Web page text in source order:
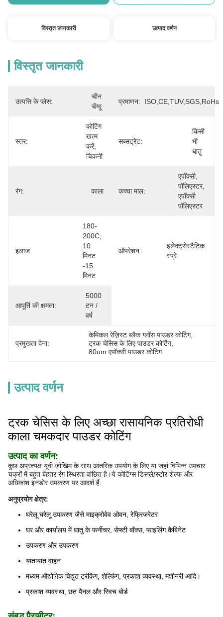
विस्तृत जानकारी उत्पाद वर्णन
विस्तृत जानकारी
उत्पत्ति के प्लेस:
चीन
चेंग्दू
प्रमाणन: ISO,CE,TUV,SGS,RoHs
स्तर:
कोटिंग
खत्म
करें,
चिकनी
सब्सट्रेट:
किसी
भी
धातु
रंग: काला कच्चा माल:
एपॉक्सी,
पॉलिएस्टर,
एपॉक्सी
पॉलिएस्टर
इलाज:
180-
200C,
10
मिनट
-15
मिनट
ऑपरेशन:
इलेक्ट्रोस्टैटिक
स्प्रे
आपूर्ति की क्षमता:
5000
टन /
वर्ष
प्रमुखता देना:
केमिकल रेज़िस्ट ब्लैक ग्लॉस पाउडर कोटिंग,
ट्रक चेसिस के लिए पाउडर कोटिंग,
80um एपॉक्सी पाउडर कोटिंग
उत्पाद वर्णन
ट्रक चेसिस के लिए अच्छा रासायनिक प्रतिरोधी
काला चमकदार पाउडर कोटिंग
उत्पाद का वर्णन:
कुछ अप्रत्यक्ष यूवी जोखिम के साथ आंतरिक उपयोग के लिए या जहां विभिन्न उपचार
चक्रों में बहुत बेहतर रंग स्थिरता वांछित है।ये कोटिंग्स डिस्प्ले/स्टोर शेल्फ और
अधिकांश इनडोर उपकरण पर आदर्श हैं.
अनुप्रयोग क्षेत्र:
घरेलू घरेलू उपकरण जैसे माइक्रोवेव ओवन, रेफ्रिजरेटर
घर और कार्यालय में धातु के फर्नीचर, सेफ्टी बॉक्स, फाइलिंग कैबिनेट
उपकरण और उपकरण
यातायात वाहन
मध्यम औद्योगिक विद्युत ट्रंकिंग, शेल्फिंग, प्रकाश व्यवस्था, मशीनरी आदि।
प्रकाश व्यवस्था, छत पैनल और स्विच बोर्ड